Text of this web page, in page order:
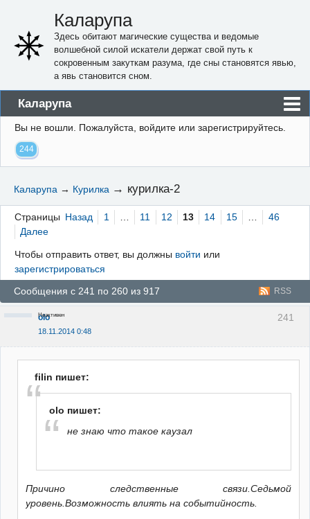
Каларупа
Здесь обитают магические существа и ведомые
волшебной силой искатели держат свой путь к
сокровенным закуткам разума, где сны становятся явью,
а явь становится сном.
Каларупа
Блог
Форум
Правила
Регистрация
Вход
Вы не вошли. Пожалуйста, войдите или зарегистрируйтесь.
244
Каларупа → Курилка → курилка-2
Страницы Назад 1 … 11 12 13 14 15 …
46
Далее
Чтобы отправить ответ, вы должны войти или
зарегистрироваться
RSS
Сообщения с 241 по 260 из 917
241
olo
18.11.2014 0:48
Неактивен
filin пишет:
olo пишет:
не знаю что такое каузал
Причино следственные связи.Седьмой
уровень.Возможность влиять на событийность.